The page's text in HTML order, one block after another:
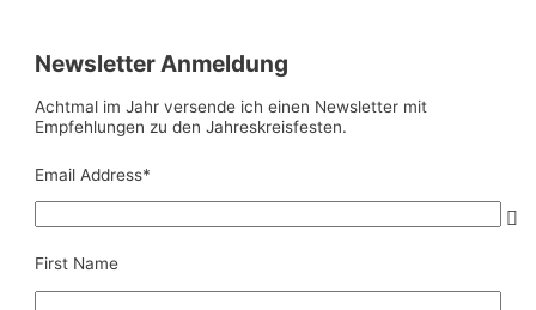
Newsletter Anmeldung
Achtmal im Jahr versende ich einen Newsletter mit
Empfehlungen zu den Jahreskreisfesten.
Email Address*
First Name